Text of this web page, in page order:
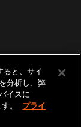
ると、サイ
分析し、弊
イスに
。
プライ